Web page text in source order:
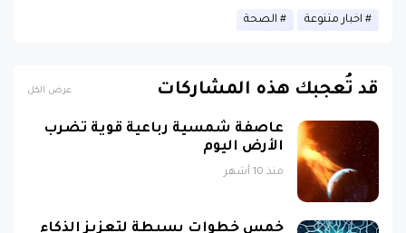
عاصفة شمسية رباعية قوية تضرب
الأرض اليوم
منذ 10 أشهر
والذاكرة !